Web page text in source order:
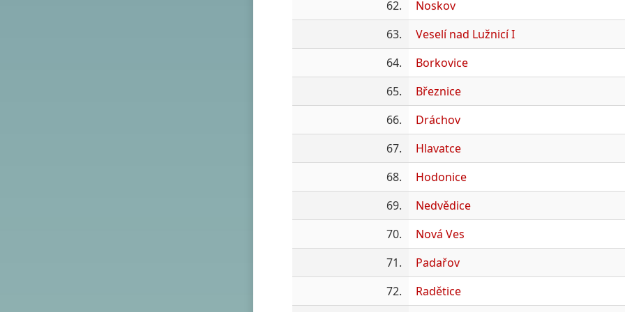
62.
Noskov
63.
Veselí nad Lužnicí I
64.
Borkovice
65.
Březnice
66.
Dráchov
67.
Hlavatce
68.
Hodonice
69.
Nedvědice
70.
Nová Ves
71.
Padařov
72.
Radětice